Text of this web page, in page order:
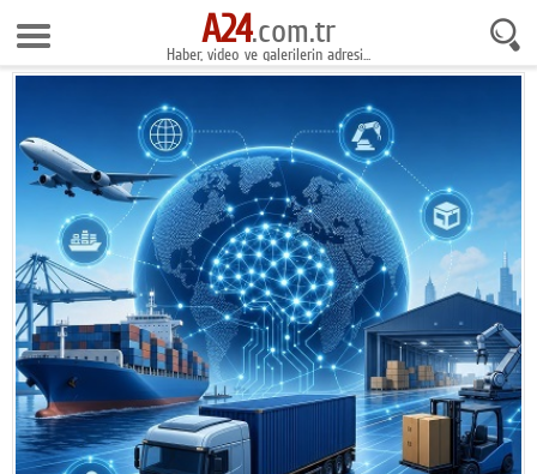
9 Ağustos 2026 12:33:52
Anasayfa
Foto Galeri
Gazeteler
Video Galeri
Gündem
Ekonomi
Yaşam
Magazin
Teknoloji
A24.com.tr
Haber, video ve galerilerin adresi...